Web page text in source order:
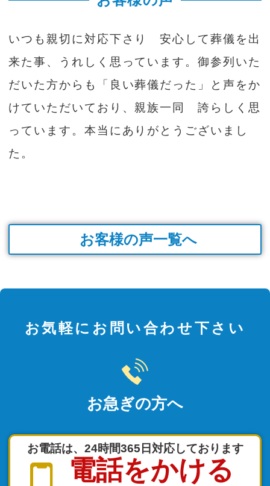
いつも親切に対応下さり 安心して葬儀を出
来た事、うれしく思っています。御参列いた
だいた方からも「良い葬儀だった」と声をか
けていただいており、親族一同 誇らしく思
っています。本当にありがとうございまし
た。
お客様の声一覧へ
お気軽にお問い合わせ下さい
お急ぎの方へ
お電話は、24時間365日対応しております
電話をかける